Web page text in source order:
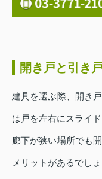
開き戸と引き
建具を選ぶ際、開き
は戸を左右にスライ
廊下が狭い場所でも
メリットがあるでしょ